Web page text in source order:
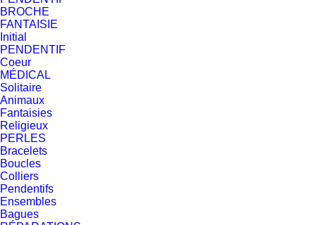
BROCHE
FANTAISIE
Initial
PENDENTIF
Coeur
MÉDICAL
Solitaire
Animaux
Fantaisies
Religieux
PERLES
Bracelets
Boucles
Colliers
Pendentifs
Ensembles
Bagues